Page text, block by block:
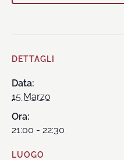
DETTAGLI
Data:
15 Marzo
Ora:
21:00 - 22:30
LUOGO